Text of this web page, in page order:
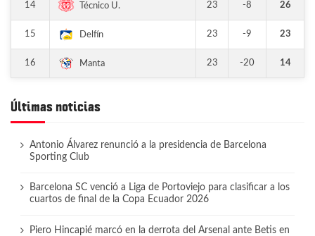
14 Técnico U. 23 -8 26
15 Delfín 23 -9 23
16 Manta 23 -20 14
Últimas noticias
Antonio Álvarez renunció a la presidencia de Barcelona
Sporting Club
Barcelona SC venció a Liga de Portoviejo para clasificar a los
cuartos de final de la Copa Ecuador 2026
Piero Hincapié marcó en la derrota del Arsenal ante Betis en